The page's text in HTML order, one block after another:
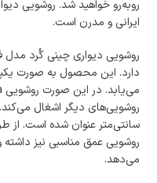
روبه‌رو خواهید شد. روشویی
ایرانی و مدرن است.
روشویی دیواری چینی کُرد
دارد. این محصول به صورت
سانتی‌متر عنوان شده است. از
روشویی عمق مناسبی نیز داشته
می‌دهد.